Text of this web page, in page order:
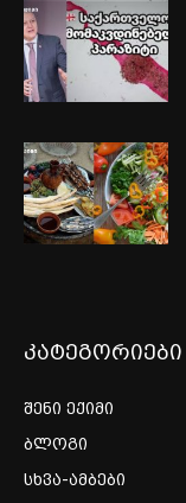
კატეგორიები
შენი ექიმი
ბლოგი
სხვა-ამბები